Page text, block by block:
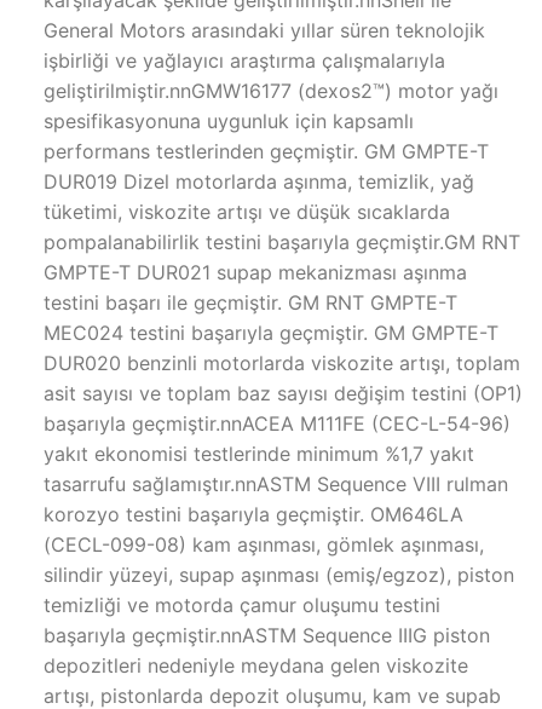
General Motors arasındaki yıllar süren teknolojik
işbirliği ve yağlayıcı araştırma çalışmalarıyla
geliştirilmiştir.nnGMW16177 (dexos2™) motor yağı
spesifikasyonuna uygunluk için kapsamlı
performans testlerinden geçmiştir. GM GMPTE-T
DUR019 Dizel motorlarda aşınma, temizlik, yağ
tüketimi, viskozite artışı ve düşük sıcaklarda
pompalanabilirlik testini başarıyla geçmiştir.GM RNT
GMPTE-T DUR021 supap mekanizması aşınma
testini başarı ile geçmiştir. GM RNT GMPTE-T
MEC024 testini başarıyla geçmiştir. GM GMPTE-T
DUR020 benzinli motorlarda viskozite artışı, toplam
asit sayısı ve toplam baz sayısı değişim testini (OP1)
başarıyla geçmiştir.nnACEA M111FE (CEC-L-54-96)
yakıt ekonomisi testlerinde minimum %1,7 yakıt
tasarrufu sağlamıştır.nnASTM Sequence VIII rulman
korozyo testini başarıyla geçmiştir. OM646LA
(CECL-099-08) kam aşınması, gömlek aşınması,
silindir yüzeyi, supap aşınması (emiş/egzoz), piston
temizliği ve motorda çamur oluşumu testini
başarıyla geçmiştir.nnASTM Sequence IIIG piston
depozitleri nedeniyle meydana gelen viskozite
artışı, pistonlarda depozit oluşumu, kam ve supab